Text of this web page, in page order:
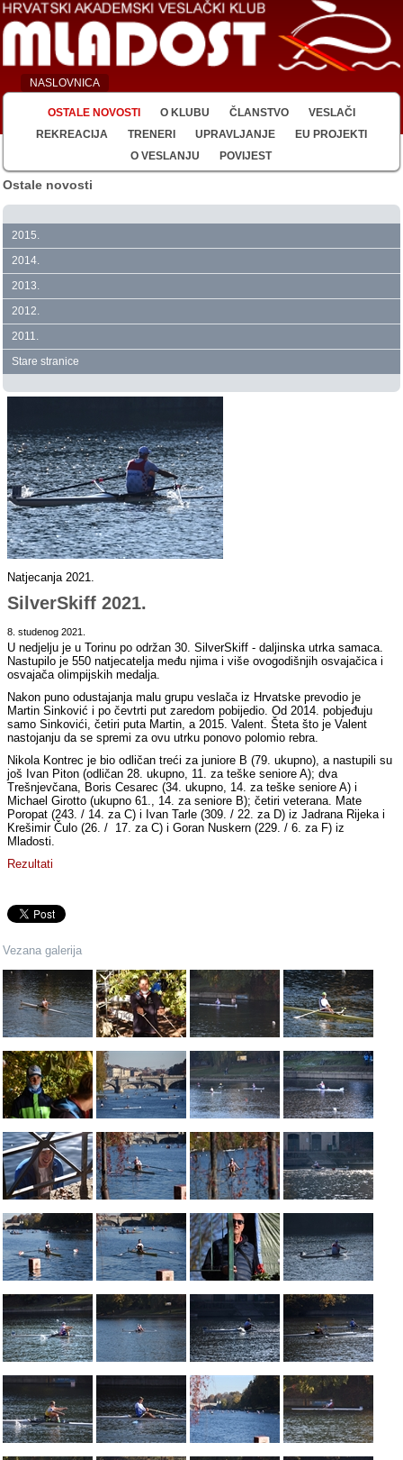
NASLOVNICA
OSTALE NOVOSTI O KLUBU ČLANSTVO
VESLAČI
REKREACIJA
TRENERI UPRAVLJANJE
EU PROJEKTI
O VESLANJU
POVIJEST
Ostale novosti
2015.
2014.
2013.
2012.
2011.
Stare stranice
Natjecanja 2021.
SilverSkiff 2021.
8. studenog 2021.
U nedjelju je u Torinu po održan 30. SilverSkiff - daljinska utrka samaca.
Nastupilo je 550 natjecatelja među njima i više ovogodišnjih osvajačica i
osvajača olimpijskih medalja.
Nakon puno odustajanja malu grupu veslača iz Hrvatske prevodio je
Martin Sinković i po čevtrti put zaredom pobijedio. Od 2014. pobjeđuju
samo Sinkovići, četiri puta Martin, a 2015. Valent. Šteta što je Valent
nastojanju da se spremi za ovu utrku ponovo polomio rebra.
Nikola Kontrec je bio odličan treći za juniore B (79. ukupno), a nastupili su
još Ivan Piton (odličan 28. ukupno, 11. za teške seniore A); dva
Trešnjevčana, Boris Cesarec (34. ukupno, 14. za teške seniore A) i
Michael Girotto (ukupno 61., 14. za seniore B); četiri veterana. Mate
Poropat (243. / 14. za C) i Ivan Tarle (309. / 22. za D) iz Jadrana Rijeka i
Krešimir Čulo (26. / 17. za C) i Goran Nuskern (229. / 6. za F) iz
Mladosti.
Rezultati
Vezana galerija